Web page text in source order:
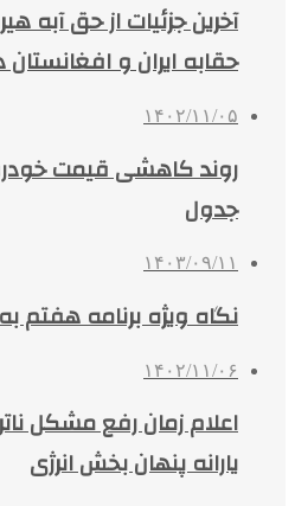
آخرین جزئیات از حق آبه
حقابه ایران و افغانستان
۱۴۰۲/۱۱/۰۵
روند کاهشی قیمت
جدول
۱۴۰۳/۰۹/۱۱
نگاه ویژه برنامه
۱۴۰۲/۱۱/۰۶
اعلام زمان رفع مشکل
یارانه پنهان بخش انرژی